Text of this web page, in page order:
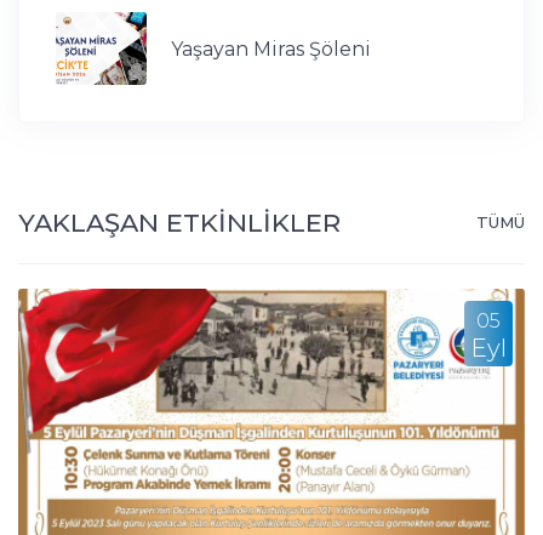
Yaşayan Miras Şöleni
YAKLAŞAN ETKİNLİKLER TÜMÜ
05
Eyl